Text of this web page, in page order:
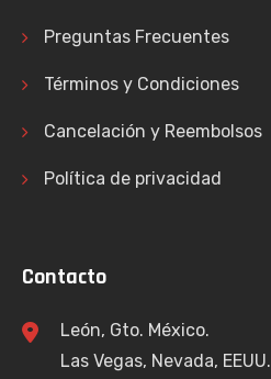
Preguntas Frecuentes
Términos y Condiciones
Cancelación y Reembolsos
Política de privacidad
Contacto
León, Gto. México.
Las Vegas, Nevada, EEUU.